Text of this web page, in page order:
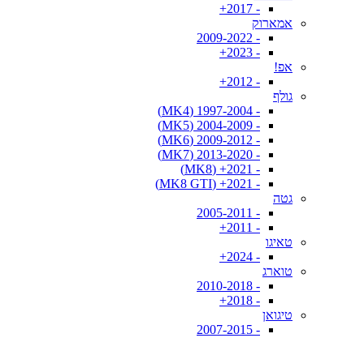
- 2017+
אמארוק
- 2009-2022
- 2023+
אפ!
- 2012+
גולף
- 1997-2004 (MK4)
- 2004-2009 (MK5)
- 2009-2012 (MK6)
- 2013-2020 (MK7)
- 2021+ (MK8)
- 2021+ (MK8 GTI)
גטה
- 2005-2011
- 2011+
טאיגו
- 2024+
טוארג
- 2010-2018
- 2018+
טיגואן
- 2007-2015